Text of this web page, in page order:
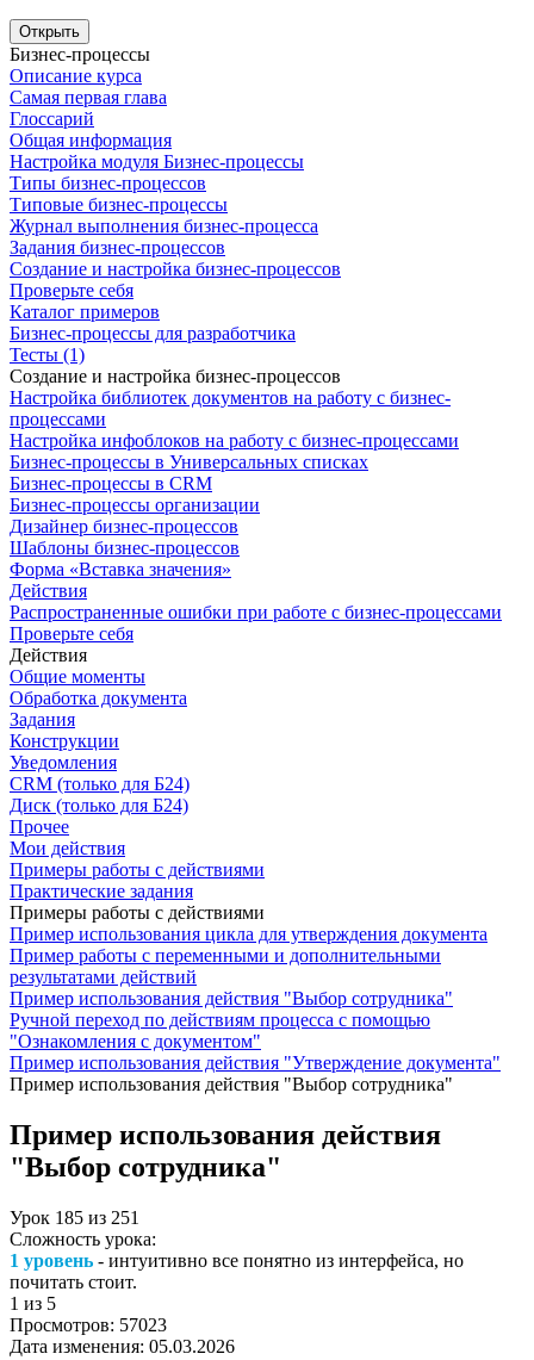
Открыть
Бизнес-процессы
Описание курса
Самая первая глава
Глоссарий
Общая информация
Настройка модуля Бизнес-процессы
Типы бизнес-процессов
Типовые бизнес-процессы
Журнал выполнения бизнес-процесса
Задания бизнес-процессов
Создание и настройка бизнес-процессов
Проверьте себя
Каталог примеров
Бизнес-процессы для разработчика
Тесты (1)
Создание и настройка бизнес-процессов
Настройка библиотек документов на работу с бизнес-
процессами
Настройка инфоблоков на работу с бизнес-процессами
Бизнес-процессы в Универсальных списках
Бизнес-процессы в CRM
Бизнес-процессы организации
Дизайнер бизнес-процессов
Шаблоны бизнес-процессов
Форма «Вставка значения»
Действия
Распространенные ошибки при работе с бизнес-процессами
Проверьте себя
Действия
Общие моменты
Обработка документа
Задания
Конструкции
Уведомления
CRM (только для Б24)
Диск (только для Б24)
Прочее
Мои действия
Примеры работы с действиями
Практические задания
Примеры работы с действиями
Пример использования цикла для утверждения документа
Пример работы с переменными и дополнительными
результатами действий
Пример использования действия "Выбор сотрудника"
Ручной переход по действиям процесса с помощью
"Ознакомления с документом"
Пример использования действия "Утверждение документа"
Пример использования действия "Выбор сотрудника"
Пример использования действия
"Выбор сотрудника"
Урок 185 из 251
Сложность урока:
1 уровень - интуитивно все понятно из интерфейса, но
почитать стоит.
1 из 5
Просмотров: 57023
Дата изменения: 05.03.2026